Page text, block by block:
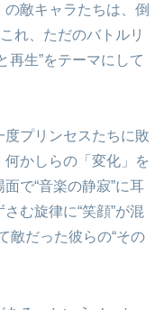
の敵キャラたちは、倒
れ、ただのバトルリ
再生”をテーマにして
プリンセスたちに敗
かしらの「変化」を
で“音楽の静寂”に耳
む旋律に“笑顔”が混
敵だった彼らの“その